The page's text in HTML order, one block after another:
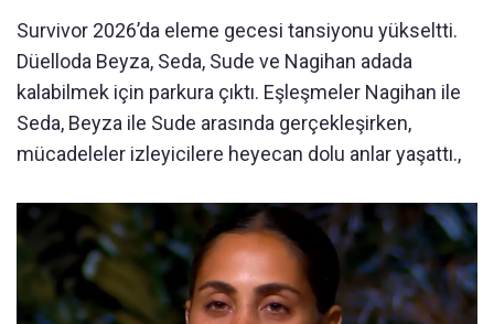
Survivor 2026’da eleme gecesi tansiyonu yükseltti.
Düelloda Beyza, Seda, Sude ve Nagihan adada
kalabilmek için parkura çıktı. Eşleşmeler Nagihan ile
Seda, Beyza ile Sude arasında gerçekleşirken,
mücadeleler izleyicilere heyecan dolu anlar yaşattı.,